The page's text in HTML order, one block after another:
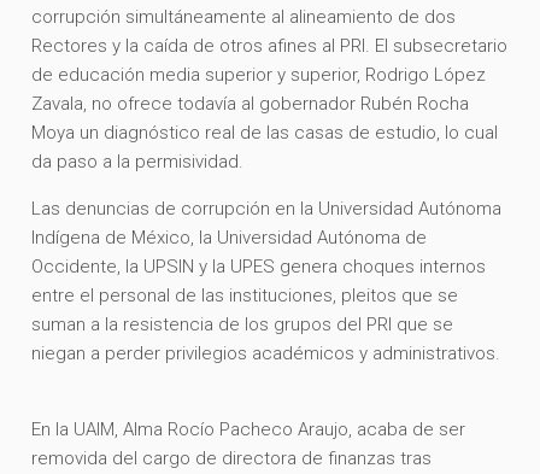
corrupción simultáneamente al alineamiento de dos
Rectores y la caída de otros afines al PRI. El subsecretario
de educación media superior y superior, Rodrigo López
Zavala, no ofrece todavía al gobernador Rubén Rocha
Moya un diagnóstico real de las casas de estudio, lo cual
da paso a la permisividad.
Las denuncias de corrupción en la Universidad Autónoma
Indígena de México, la Universidad Autónoma de
Occidente, la UPSIN y la UPES genera choques internos
entre el personal de las instituciones, pleitos que se
suman a la resistencia de los grupos del PRI que se
niegan a perder privilegios académicos y administrativos.
En la UAIM, Alma Rocío Pacheco Araujo, acaba de ser
removida del cargo de directora de finanzas tras